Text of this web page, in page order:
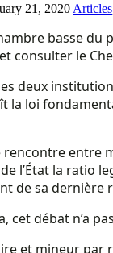
21, 2020 Articles
basse du
consulter le
deux
la loi
entre
l’État la ratio
de sa dernière
cet débat n’a
et mineur